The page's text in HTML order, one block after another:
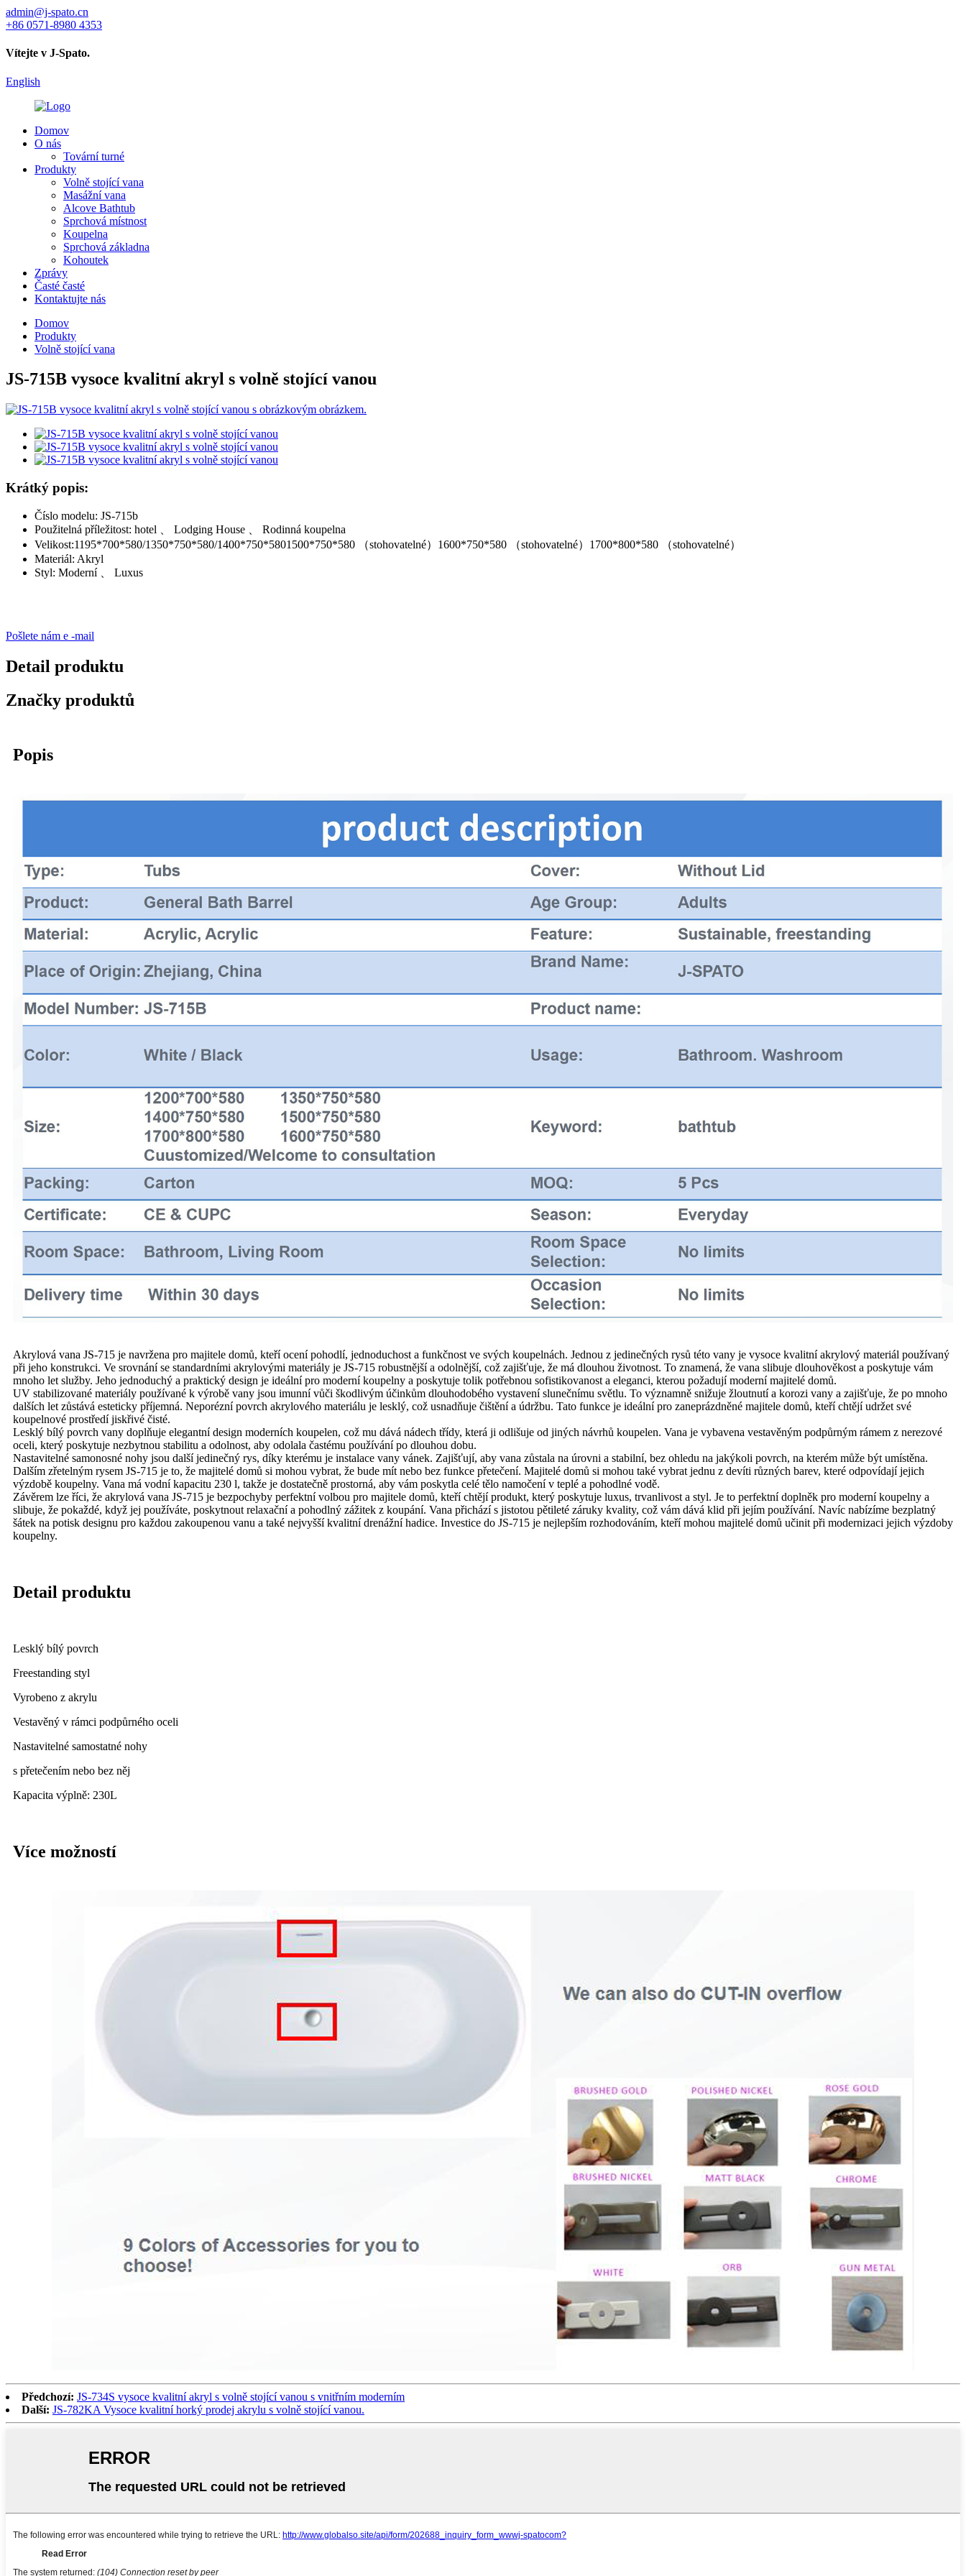
admin@j-spato.cn
+86 0571-8980 4353
Vítejte v J-Spato.
English
Domov
O nás
Tovární turné
Produkty
Volně stojící vana
Masážní vana
Alcove Bathtub
Sprchová místnost
Koupelna
Sprchová základna
Kohoutek
Zprávy
Časté časté
Kontaktujte nás
Domov
Produkty
Volně stojící vana
JS-715B vysoce kvalitní akryl s volně stojící vanou
Krátký popis:
Číslo modelu: JS-715b
Použitelná příležitost: hotel 、 Lodging House 、 Rodinná koupelna
Velikost:1195*700*580/1350*750*580/1400*750*5801500*750*580 （stohovatelné） 1600*750*580 （stohovatelné） 1700*800*580 （stohovatelné）
Materiál: Akryl
Styl: Moderní 、 Luxus
Pošlete nám e -mail
Detail produktu
Značky produktů
Popis
Akrylová vana JS-715 je navržena pro majitele domů, kteří ocení pohodlí, jednoduchost a funkčnost ve svých koupelnách. Jednou z jedinečných rysů této vany je vysoce kvalitní akrylový materiál používaný
při jeho konstrukci. Ve srovnání se standardními akrylovými materiály je JS-715 robustnější a odolnější, což zajišťuje, že má dlouhou životnost. To znamená, že vana slibuje dlouhověkost a poskytuje vám
mnoho let služby. Jeho jednoduchý a praktický design je ideální pro moderní koupelny a poskytuje tolik potřebnou sofistikovanost a eleganci, kterou požadují moderní majitelé domů.
UV stabilizované materiály používané k výrobě vany jsou imunní vůči škodlivým účinkům dlouhodobého vystavení slunečnímu světlu. To významně snižuje žloutnutí a korozi vany a zajišťuje, že po mnoho
dalších let zůstává esteticky příjemná. Neporézní povrch akrylového materiálu je lesklý, což usnadňuje čištění a údržbu. Tato funkce je ideální pro zaneprázdněné majitele domů, kteří chtějí udržet své
koupelnové prostředí jiskřivé čisté.
Lesklý bílý povrch vany doplňuje elegantní design moderních koupelen, což mu dává nádech třídy, která ji odlišuje od jiných návrhů koupelen. Vana je vybavena vestavěným podpůrným rámem z nerezové
oceli, který poskytuje nezbytnou stabilitu a odolnost, aby odolala častému používání po dlouhou dobu.
Nastavitelné samonosné nohy jsou další jedinečný rys, díky kterému je instalace vany vánek. Zajišťují, aby vana zůstala na úrovni a stabilní, bez ohledu na jakýkoli povrch, na kterém může být umístěna.
Dalším zřetelným rysem JS-715 je to, že majitelé domů si mohou vybrat, že bude mít nebo bez funkce přetečení. Majitelé domů si mohou také vybrat jednu z devíti různých barev, které odpovídají jejich
výzdobě koupelny. Vana má vodní kapacitu 230 l, takže je dostatečně prostorná, aby vám poskytla celé tělo namočení v teplé a pohodlné vodě.
Závěrem lze říci, že akrylová vana JS-715 je bezpochyby perfektní volbou pro majitele domů, kteří chtějí produkt, který poskytuje luxus, trvanlivost a styl. Je to perfektní doplněk pro moderní koupelny a
slibuje, že pokaždé, když jej používáte, poskytnout relaxační a pohodlný zážitek z koupání. Vana přichází s jistotou pětileté záruky kvality, což vám dává klid při jejím používání. Navíc nabízíme bezplatný
šátek na potisk designu pro každou zakoupenou vanu a také nejvyšší kvalitní drenážní hadice. Investice do JS-715 je nejlepším rozhodováním, kteří mohou majitelé domů učinit při modernizaci jejich výzdoby
koupelny.
Detail produktu
Lesklý bílý povrch
Freestanding styl
Vyrobeno z akrylu
Vestavěný v rámci podpůrného oceli
Nastavitelné samostatné nohy
s přetečením nebo bez něj
Kapacita výplně: 230L
Více možností
Předchozí: JS-734S vysoce kvalitní akryl s volně stojící vanou s vnitřním moderním
Další: JS-782KA Vysoce kvalitní horký prodej akrylu s volně stojící vanou.